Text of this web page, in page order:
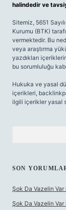
halindedir ve
Sitemiz, 5651
Kurumu (BTK)
vermektedir. Bu
veya araştırma
yazdıkları
bu sorumluluğu
Hukuka ve yasal
içerikleri,
ilgili içerikler yasal
SON
Şok Da Vazelin Var
Şok Da Vazelin Var